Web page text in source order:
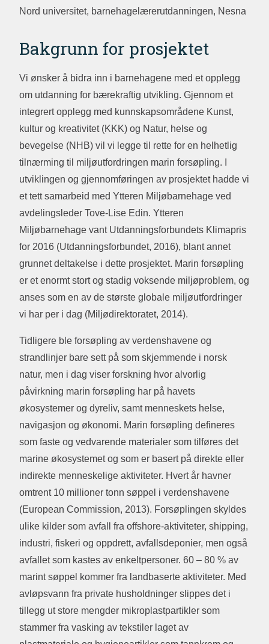
Nord universitet, barnehagelærerutdanningen, Nesna
Bakgrunn for prosjektet
Vi ønsker å bidra inn i barnehagene med et opplegg
om utdanning for bærekraftig utvikling. Gjennom et
integrert opplegg med kunnskapsområdene Kunst,
kultur og kreativitet (KKK) og Natur, helse og
bevegelse (NHB) vil vi legge til rette for en helhetlig
tilnærming til miljøutfordringen marin forsøpling. I
utviklingen og gjennomføringen av prosjektet hadde vi
et tett samarbeid med Ytteren Miljøbarnehage ved
avdelingsleder Tove-Lise Edin. Ytteren
Miljøbarnehage vant Utdanningsforbundets Klimapris
for 2016 (Utdanningsforbundet, 2016), blant annet
grunnet deltakelse i dette prosjektet. Marin forsøpling
er et enormt stort og stadig voksende miljøproblem, og
anses som en av de største globale miljøutfordringer
vi har per i dag (Miljødirektoratet, 2014).
Tidligere ble forsøpling av verdenshavene og
strandlinjer bare sett på som skjemmende i norsk
natur, men i dag viser forskning hvor alvorlig
påvirkning marin forsøpling har på havets
økosystemer og dyreliv, samt menneskets helse,
navigasjon og økonomi. Marin forsøpling defineres
som faste og vedvarende materialer som tilføres det
marine økosystemet og som er basert på direkte eller
indirekte menneskelige aktiviteter. Hvert år havner
omtrent 10 millioner tonn søppel i verdenshavene
(European Commission, 2013). Forsøplingen skyldes
ulike kilder som avfall fra offshore-aktiviteter, shipping,
industri, fiskeri og oppdrett, avfallsdeponier, men også
avfallet som kastes av enkeltpersoner. 60 – 80 % av
marint søppel kommer fra landbaserte aktiviteter. Med
avløpsvann fra private husholdninger slippes det i
tillegg ut store mengder mikroplastpartikler som
stammer fra vasking av tekstiler laget av